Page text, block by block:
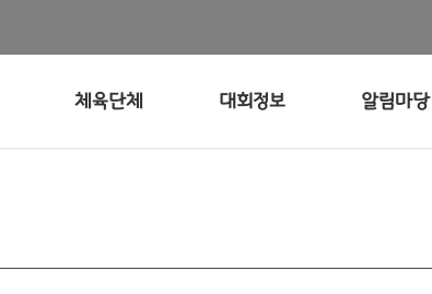
체육단체 대회정보 알림마당